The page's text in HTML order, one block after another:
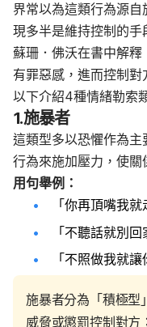
界常以為這類行為源
現多半是維持控制的手
蘇珊．佛沃在書中解釋
有罪惡感，進而控制對
以下介紹4種情緒勒索
1.施暴者
這類型多以恐懼作為
行為來施加壓力，使關
用句舉例：
「你再頂嘴我就
「不聽話就別回
「不照做我就讓
施暴者分為「積極型
威脅或懲罰控制對方